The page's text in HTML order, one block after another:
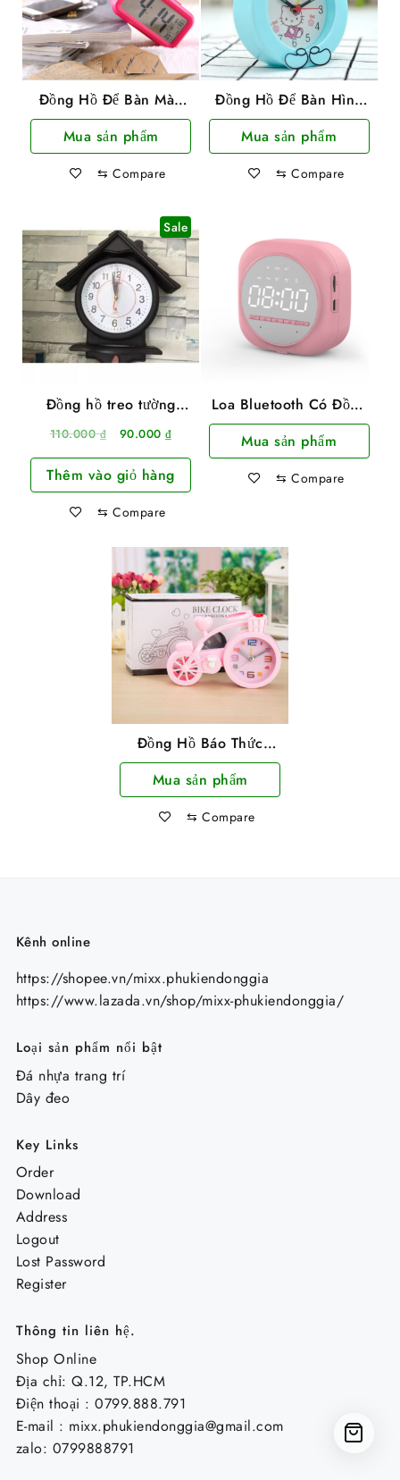
Đồng Hồ Để Bàn Màn
Hình Led Có Báo Thức,
Ngày Tháng, Nhiệt Độ
Mua sản phẩm
⇆ Compare
Đồng Hồ Để Bàn Hình
Mèo Kitty
Mua sản phẩm
⇆ Compare
Sale
Đồng hồ treo tường
hình mái nhà kiểu dáng
cổ điển
110.000₫
Giá
là:
110.000 ₫.
90.000₫Giá
tại
là:
Thêm vào giỏ hàng
⇆ Compare
Loa Bluetooth Có Đồng
Hồ Mặt Tráng Gương
Q12
Mua sản phẩm
⇆ Compare
Đồng Hồ Báo Thức
Hình Xe Đạp
Mua sản phẩm
⇆ Compare
Kênh online
https://shopee.vn/mixx.phukiendonggia
https://www.lazada.vn/shop/mixx-phukiendonggia/
Loại sản phẩm nổi bật
Đá nhựa trang trí
Dây đeo
Key Links
Order
Download
Address
Logout
Lost Password
Register
Thông tin liên hệ.
Shop Online
Địa chỉ: Q.12, TP.HCM
Điện thoại : 0799.888.791
E-mail : mixx.phukiendonggia@gmail.com
zalo: 0799888791